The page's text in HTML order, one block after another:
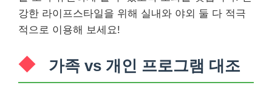
강한 라이프스타일을 위해 실내와 야외 둘 다 적극
적으로 이용해 보세요!
가족 vs 개인 프로그램 대조